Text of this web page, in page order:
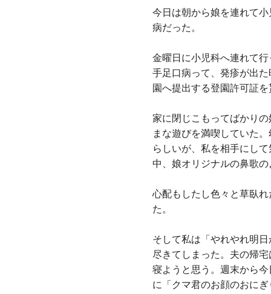
今日は朝から娘を連れて
病だった。
金曜日に小児科へ連れて
手足口病って、発疹が出
園へ提出する登園許可証
家に閉じこもってばかり
まな遊びを満喫していた
らしいが、私を相手にし
中、娘オリジナルの鼻歌
心配もしたし色々と草臥
た。
そして私は「やれやれ明
尽きてしまった。夫の帰
寝ようと思う。週末から
に「クマ君のお顔のおに